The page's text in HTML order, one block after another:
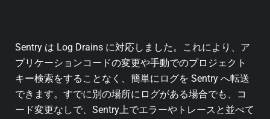
Sentry は Log Drains に対応しました。これにより、ア
プリケーションコードの変更や手動でのプロジェクト
キー検索をすることなく、簡単にログを Sentry へ転送
できます。すでに別の場所にログがある場合でも、コ
ード変更なしで、Sentry上でエラーやトレースと並べて